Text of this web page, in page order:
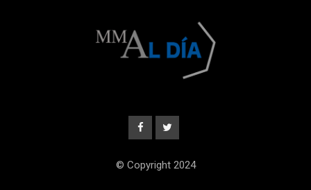
© Copyright 2024